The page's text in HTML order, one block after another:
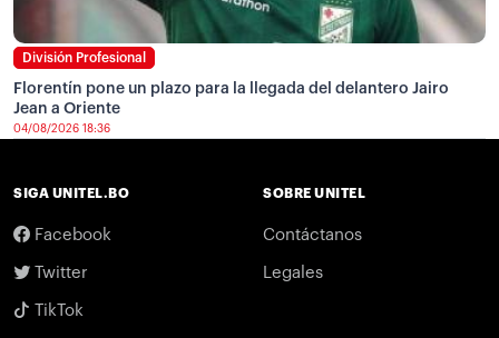
División Profesional
Florentín pone un plazo para la llegada del delantero Jairo
Jean a Oriente
04/08/2026 18:36
SIGA UNITEL.BO
Facebook
Twitter
TikTok
SOBRE UNITEL
Contáctanos
Legales